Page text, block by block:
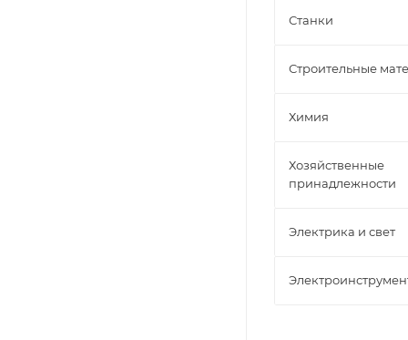
Станки
Строительные
Химия
Хозяйственные
принадлежности
Электрика и свет